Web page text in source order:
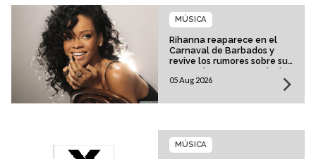
Rihanna reaparece en el
Carnaval de Barbados y
revive los rumores sobre su
esperado regreso musical
MÚSICA
05 Aug 2026
MÚSICA